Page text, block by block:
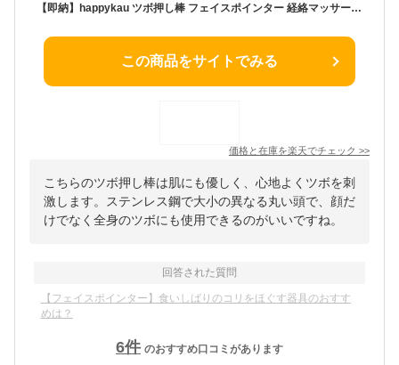
【即納】happykau ツボ押し棒 フェイスポインター 経絡マッサージペン 顔 ツボ押し 顔ツボ棒 マッサージ棒 トリガーポイント 肌に優しい 小顔 美顔
この商品をサイトでみる
価格と在庫を楽天でチェック >>
こちらのツボ押し棒は肌にも優しく、心地よくツボを刺
激します。ステンレス鋼で大小の異なる丸い頭で、顔だ
けでなく全身のツボにも使用できるのがいいですね。
回答された質問
【フェイスポインター】食いしばりのコリをほぐす器具のおすす
めは？
6件 のおすすめ口コミがあります